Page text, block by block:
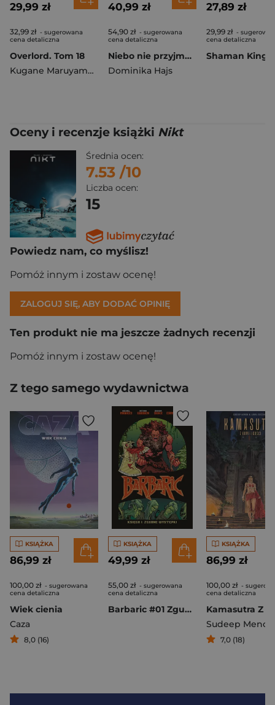
29,99 zł
32,99 zł - sugerowana
cena detaliczna
Overlord. Tom 18
Kugane Maruyama, Fugin Miyama
40,99 zł
54,90 zł - sugerowana
cena detaliczna
Niebo nie przyjmuje pasażerów (ilustrowane brzegi)
Dominika Hajs
27,89 zł
29,99 zł -
cena detaliczna
Oceny i recenzje książki Nikt
Średnia ocen:
7.53 /10
Liczba ocen:
15
Powiedz nam, co myślisz!
Pomóż innym i zostaw ocenę!
ZALOGUJ SIĘ, ABY DODAĆ OPINIĘ
Ten produkt nie ma jeszcze żadnych recenzji
Pomóż innym i zostaw ocenę!
Z tego samego wydawnictwa
KSIĄŻKA
86,99 zł
100,00 zł - sugerowana
cena detaliczna
Wiek cienia
Caza
8,0 (16)
KSIĄŻKA
49,99 zł
55,00 zł - sugerowana
cena detaliczna
Barbaric #01 Zgubne występki
KSIĄŻKA
86,99 zł
100,00 zł -
cena detaliczna
Sudeep Menon
7,0 (18)